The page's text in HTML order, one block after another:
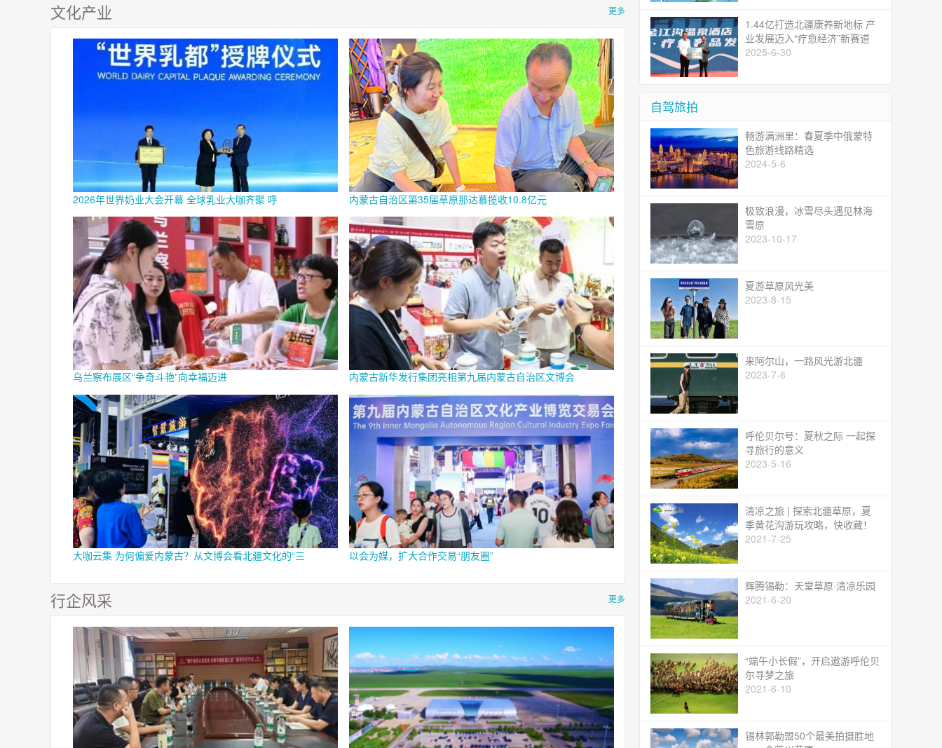
文化产业 更多
2026年世界奶业大会开幕 全球乳业大咖齐聚 呼 内蒙古自治区第35届草原那达慕揽收10.8亿元
乌兰察布展区“争奇斗艳”向幸福迈进 内蒙古新华发行集团亮相第九届内蒙古自治区文博会
大咖云集 为何偏爱内蒙古？从文博会看北疆文化的“三 以会为媒，扩大合作交易“朋友圈”
行企风采 更多
1.44亿打造北疆康养新地标 产
业发展迈入“疗愈经济”新赛道
2025-6-30
自驾旅拍
畅游满洲里：春夏季中俄蒙特
色旅游线路精选
2024-5-6
极致浪漫，冰雪尽头遇见林海
雪原
2023-10-17
夏游草原风光美
2023-8-15
来阿尔山，一路风光游北疆
2023-7-6
呼伦贝尔号：夏秋之际 一起探
寻旅行的意义
2023-5-16
清凉之旅 | 探索北疆草原，夏
季黄花沟游玩攻略，快收藏！
2021-7-25
辉腾锡勒：天堂草原·清凉乐园
2021-6-20
“端午小长假”，开启遨游呼伦贝
尔寻梦之旅
2021-6-10
锡林郭勒盟50个最美拍摄胜地